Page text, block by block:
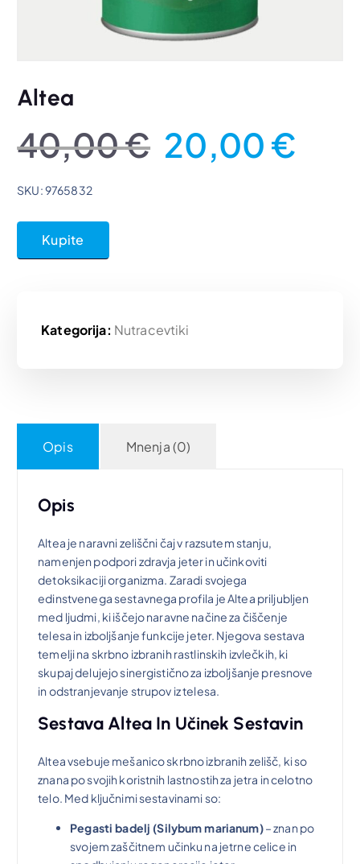
Altea
40,00€ I
n
c
a
j
e
b
i
l
a
:
20,00€
a
j
e
:
2
,
SKU: 9765832
Kupite
Kategorija: Nutracevtiki
Opis Mnenja (0)
Opis
Altea je naravni zeliščni čaj v razsutem stanju,
namenjen podpori zdravja jeter in učinkoviti
detoksikaciji organizma. Zaradi svojega
edinstvenega sestavnega profila je Altea priljubljen
med ljudmi, ki iščejo naravne načine za čiščenje
telesa in izboljšanje funkcije jeter. Njegova sestava
temelji na skrbno izbranih rastlinskih izvlečkih, ki
skupaj delujejo sinergistično za izboljšanje presnove
in odstranjevanje strupov iz telesa.
Sestava Altea In Učinek Sestavin
Altea vsebuje mešanico skrbno izbranih zelišč, ki so
znana po svojih koristnih lastnostih za jetra in celotno
telo. Med ključnimi sestavinami so:
Pegasti badelj (Silybum marianum)– znan po
svojem zaščitnem učinku na jetrne celice in